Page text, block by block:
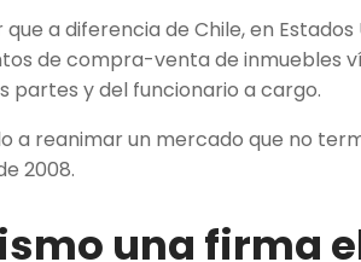
a diferencia de Chile, en Estados
de compra-venta de inmuebles
partes y del funcionario a cargo.
a reanimar un mercado que no
2008.
una firma